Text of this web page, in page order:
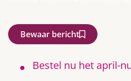
Bewaar bericht
Bestel nu het april-